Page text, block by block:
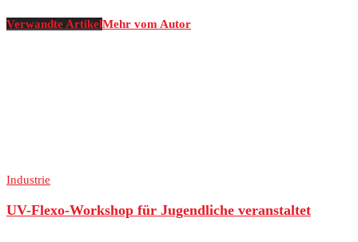
Verwandte ArtikelMehr vom Autor
Industrie
UV-Flexo-Workshop für Jugendliche veranstaltet